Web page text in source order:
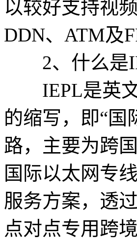
以较好支持视
DDN、ATM及
2、什么是
IEPL是英文
的缩写，即“国
路，主要为跨
国际以太网专
服务方案，透
点对点专用跨